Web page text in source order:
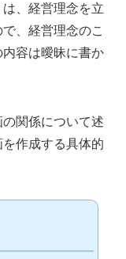
、経営理念を立
、経営理念のこ
容は曖昧に書か
関係について述
作成する具体的